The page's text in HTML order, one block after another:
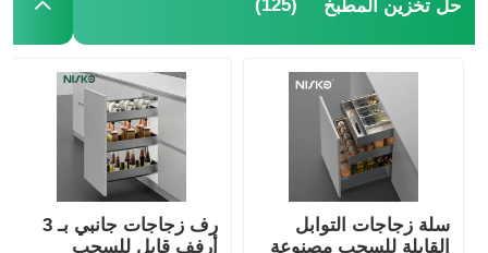
حل تخزين المطبخ (125)
سلة زجاجات التوابل
القابلة للسحب مصنوعة
رف زجاجات جانبي بـ 3
أرفف قابل للسحب